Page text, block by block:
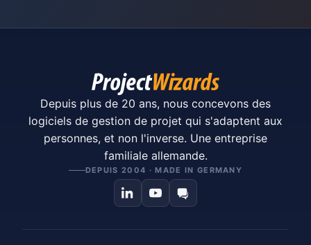
Depuis plus de 20 ans, nous concevons des
logiciels de gestion de projet qui s'adaptent aux
personnes, et non l'inverse. Une entreprise
familiale allemande.
DEPUIS 2004 · MADE IN GERMANY